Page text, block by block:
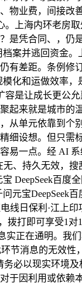
物业费，间接改
上海内环老房
是凭合同、，仍
案并逃回资金
有差距。条例修
化和运做效率，
是让成长更公
起来就是城市的
，从单元依靠到
细设想。但只需
易一点。经 AI
、持久无效，
DeepSeek百度
元宝DeepSeek
线日保利·江上
打即可享受1对
正在通明。我
节消息的无效性
必以现实环境
于因利用或依赖